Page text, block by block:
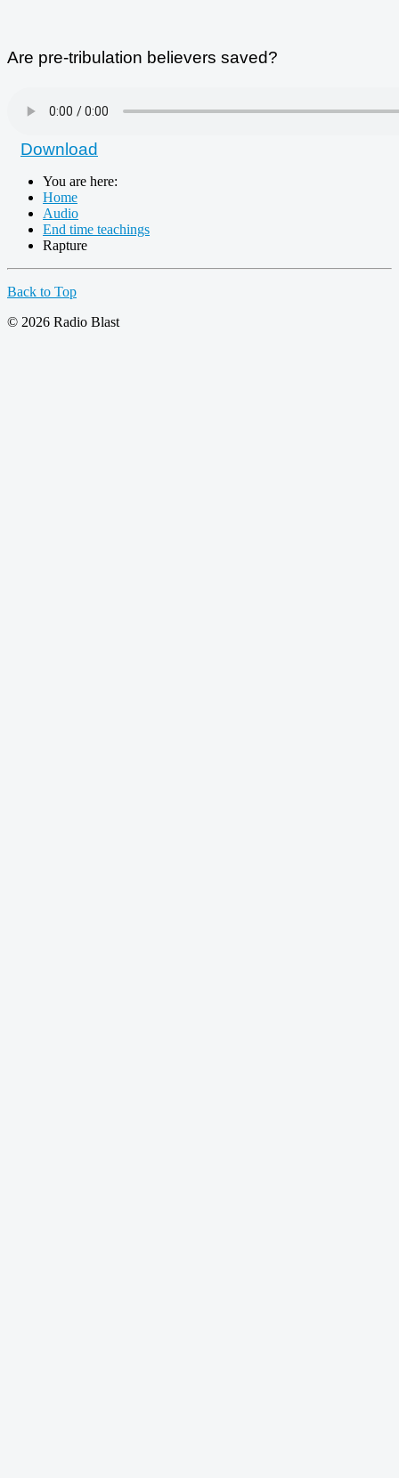
Are pre-tribulation believers saved?
Download
You are here:
Home
Audio
End time teachings
Rapture
Back to Top
© 2026 Radio Blast